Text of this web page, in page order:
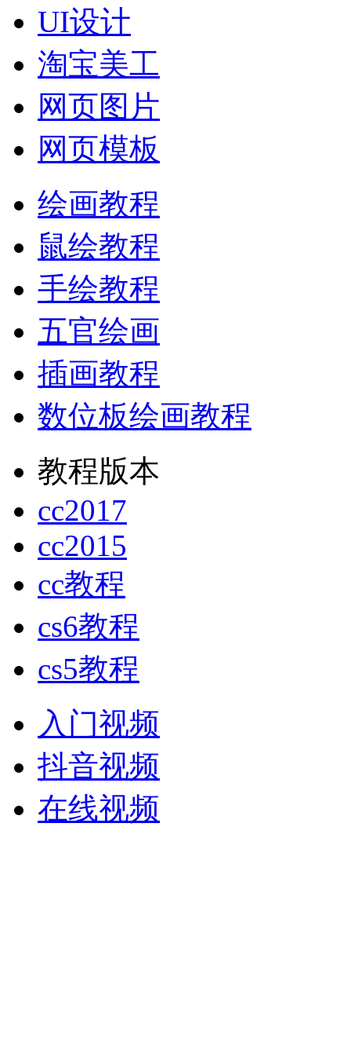
UI设计
淘宝美工
网页图片
网页模板
绘画教程
鼠绘教程
手绘教程
五官绘画
插画教程
数位板绘画教程
教程版本
cc2017
cc2015
cc教程
cs6教程
cs5教程
入门视频
抖音视频
在线视频